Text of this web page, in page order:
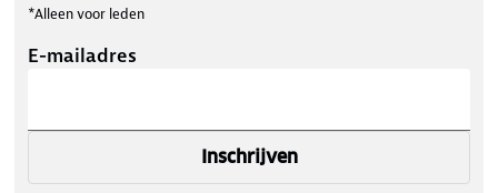
*Alleen voor leden
E-mailadres
Inschrijven